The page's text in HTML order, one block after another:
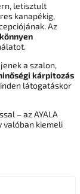
letisztult
kanapékig,
Az
könnyen
a szalon,
kárpitozás
látogatáskor
– az AYALA
valóban kiemeli